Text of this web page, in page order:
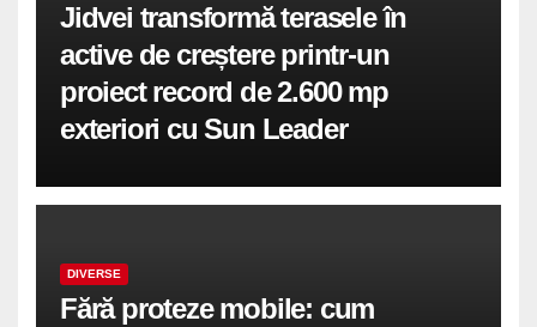
Jidvei transformă terasele în
active de creștere printr-un
proiect record de 2.600 mp
exteriori cu Sun Leader
DIVERSE
Fără proteze mobile: cum